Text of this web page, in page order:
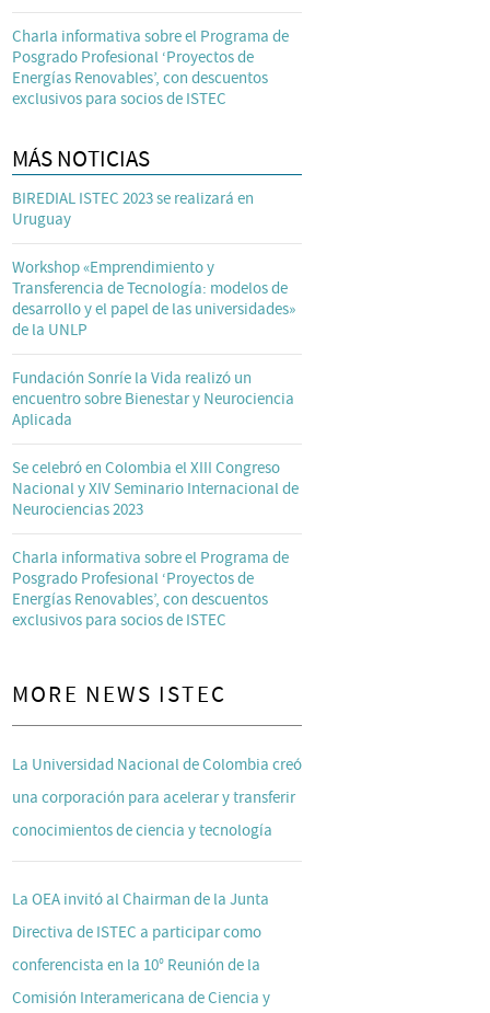
Charla informativa sobre el Programa de
Posgrado Profesional ‘Proyectos de
Energías Renovables’, con descuentos
exclusivos para socios de ISTEC
MÁS NOTICIAS
BIREDIAL ISTEC 2023 se realizará en
Uruguay
Workshop «Emprendimiento y
Transferencia de Tecnología: modelos de
desarrollo y el papel de las universidades»
de la UNLP
Fundación Sonríe la Vida realizó un
encuentro sobre Bienestar y Neurociencia
Aplicada
Se celebró en Colombia el XIII Congreso
Nacional y XIV Seminario Internacional de
Neurociencias 2023
Charla informativa sobre el Programa de
Posgrado Profesional ‘Proyectos de
Energías Renovables’, con descuentos
exclusivos para socios de ISTEC
MORE NEWS ISTEC
La Universidad Nacional de Colombia creó
una corporación para acelerar y transferir
conocimientos de ciencia y tecnología
La OEA invitó al Chairman de la Junta
Directiva de ISTEC a participar como
conferencista en la 10° Reunión de la
Comisión Interamericana de Ciencia y